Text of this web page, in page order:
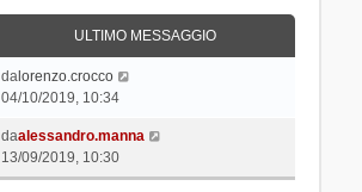
ULTIMO MESSAGGIO
dalorenzo.crocco
04/10/2019, 10:34
daalessandro.manna
13/09/2019, 10:30